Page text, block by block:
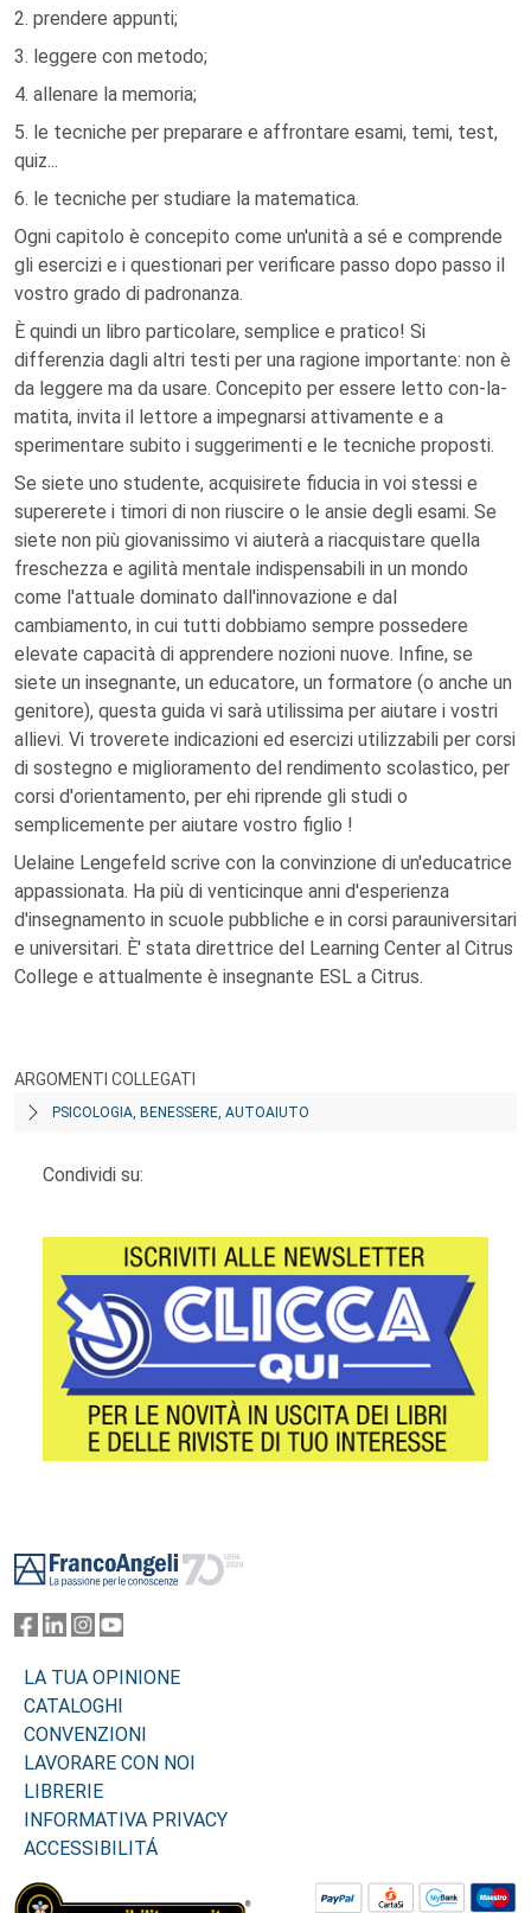
2. prendere appunti;
3. leggere con metodo;
4. allenare la memoria;
5. le tecniche per preparare e affrontare esami, temi, test,
quiz...
6. le tecniche per studiare la matematica.
Ogni capitolo è concepito come un'unità a sé e comprende
gli esercizi e i questionari per verificare passo dopo passo il
vostro grado di padronanza.
È quindi un libro particolare, semplice e pratico! Si
differenzia dagli altri testi per una ragione importante: non è
da leggere ma da usare. Concepito per essere letto con-la-
matita, invita il lettore a impegnarsi attivamente e a
sperimentare subito i suggerimenti e le tecniche proposti.
Se siete uno studente, acquisirete fiducia in voi stessi e
supererete i timori di non riuscire o le ansie degli esami. Se
siete non più giovanissimo vi aiuterà a riacquistare quella
freschezza e agilità mentale indispensabili in un mondo
come l'attuale dominato dall'innovazione e dal
cambiamento, in cui tutti dobbiamo sempre possedere
elevate capacità di apprendere nozioni nuove. Infine, se
siete un insegnante, un educatore, un formatore (o anche un
genitore), questa guida vi sarà utilissima per aiutare i vostri
allievi. Vi troverete indicazioni ed esercizi utilizzabili per corsi
di sostegno e miglioramento del rendimento scolastico, per
corsi d'orientamento, per ehi riprende gli studi o
semplicemente per aiutare vostro figlio !
Uelaine Lengefeld scrive con la convinzione di un'educatrice
appassionata. Ha più di venticinque anni d'esperienza
d'insegnamento in scuole pubbliche e in corsi parauniversitari
e universitari. È' stata direttrice del Learning Center al Citrus
College e attualmente è insegnante ESL a Citrus.
ARGOMENTI COLLEGATI
PSICOLOGIA, BENESSERE, AUTOAIUTO
Condividi su:
LA TUA OPINIONE
CATALOGHI
CONVENZIONI
LAVORARE CON NOI
LIBRERIE
INFORMATIVA PRIVACY
ACCESSIBILITÁ